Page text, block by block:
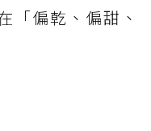
「偏乾、偏甜、